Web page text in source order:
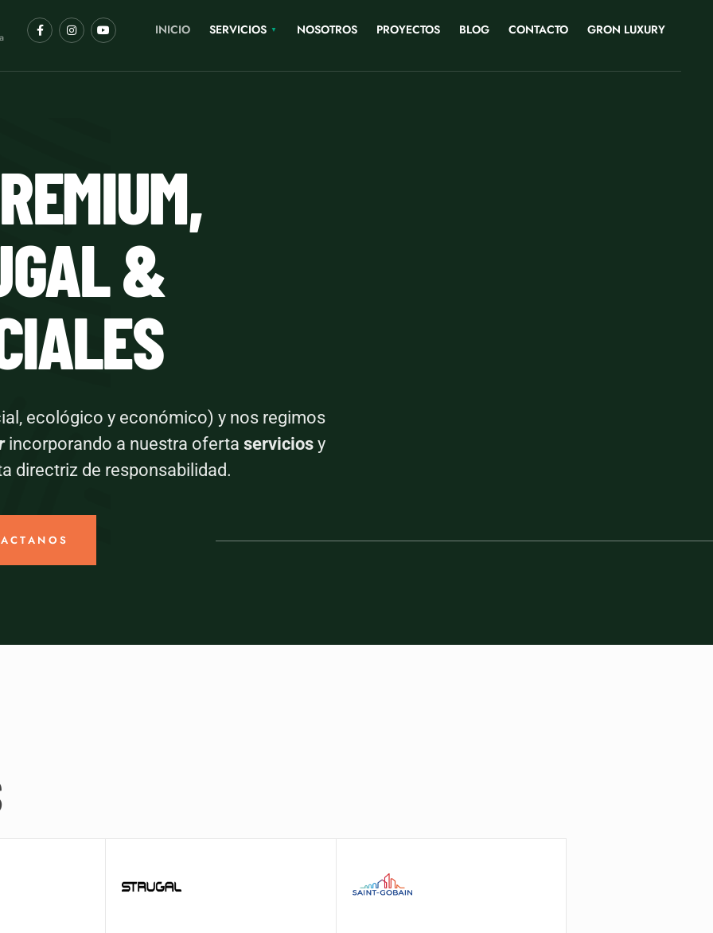
INICIO SERVICIOS NOSOTROS PROYECTOS BLOG CONTACTO GRON LUXURY
&
ecológico y económico) y nos regimos
incorporando a nuestra oferta servicios y
directriz de responsabilidad.